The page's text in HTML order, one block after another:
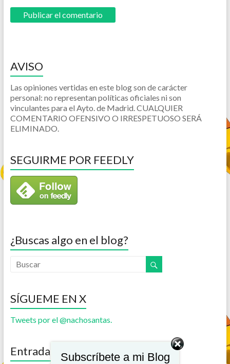
AVISO
Las opiniones vertidas en este blog son de carácter
personal: no representan políticas oficiales ni son
vinculantes para el Ayto. de Madrid. CUALQUIER
COMENTARIO OFENSIVO O IRRESPETUOSO SERÁ
ELIMINADO.
SEGUIRME POR FEEDLY
¿Buscas algo en el blog?
SÍGUEME EN X
Tweets por el @nachosantas.
Entradas recientesSubscríbete a mi Blog